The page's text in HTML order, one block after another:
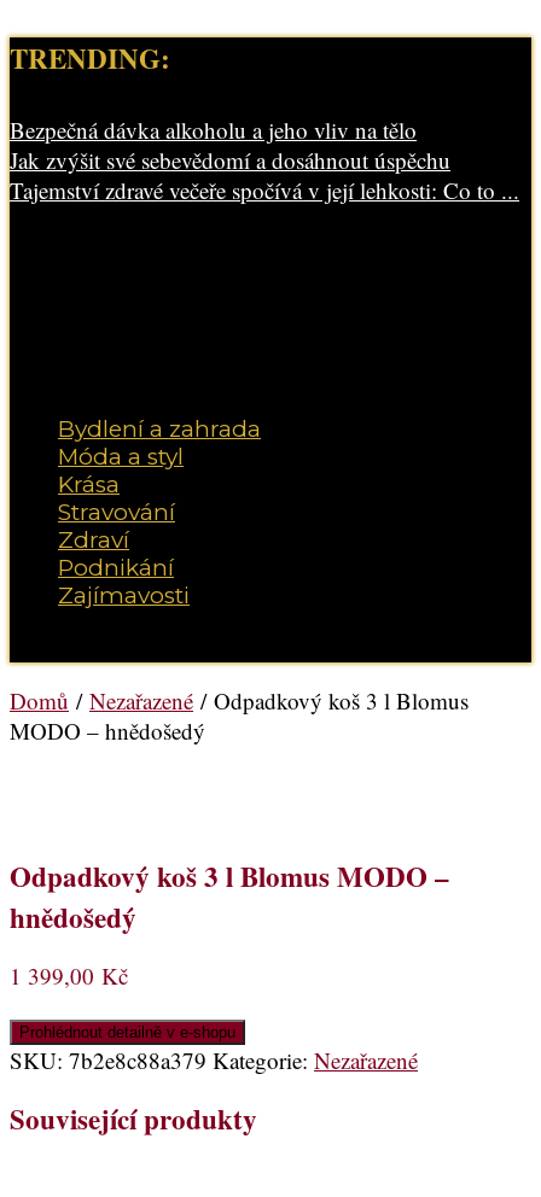
TRENDING:
Bezpečná dávka alkoholu a jeho vliv na tělo
Jak zvýšit své sebevědomí a dosáhnout úspěchu
Tajemství zdravé večeře spočívá v její lehkosti: Co to ...
Bydlení a zahrada
Móda a styl
Krása
Stravování
Zdraví
Podnikání
Zajímavosti
Domů / Nezařazené / Odpadkový koš 3 l Blomus
MODO – hnědošedý
Odpadkový koš 3 l Blomus MODO –
hnědošedý
1 399,00 Kč
Prohlédnout detailně v e-shopu
SKU: 7b2e8c88a379 Kategorie: Nezařazené
Související produkty